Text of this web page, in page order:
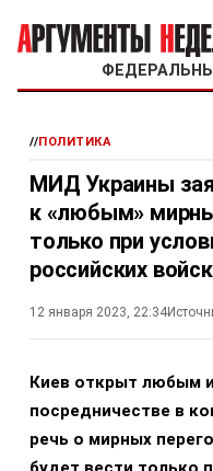
//ПОЛИТИКА
МИД Украины
к «любым»
только при
российских войск
12 января 2023, 22:34
Киев открыт любым
посредничестве в
речь о мирных